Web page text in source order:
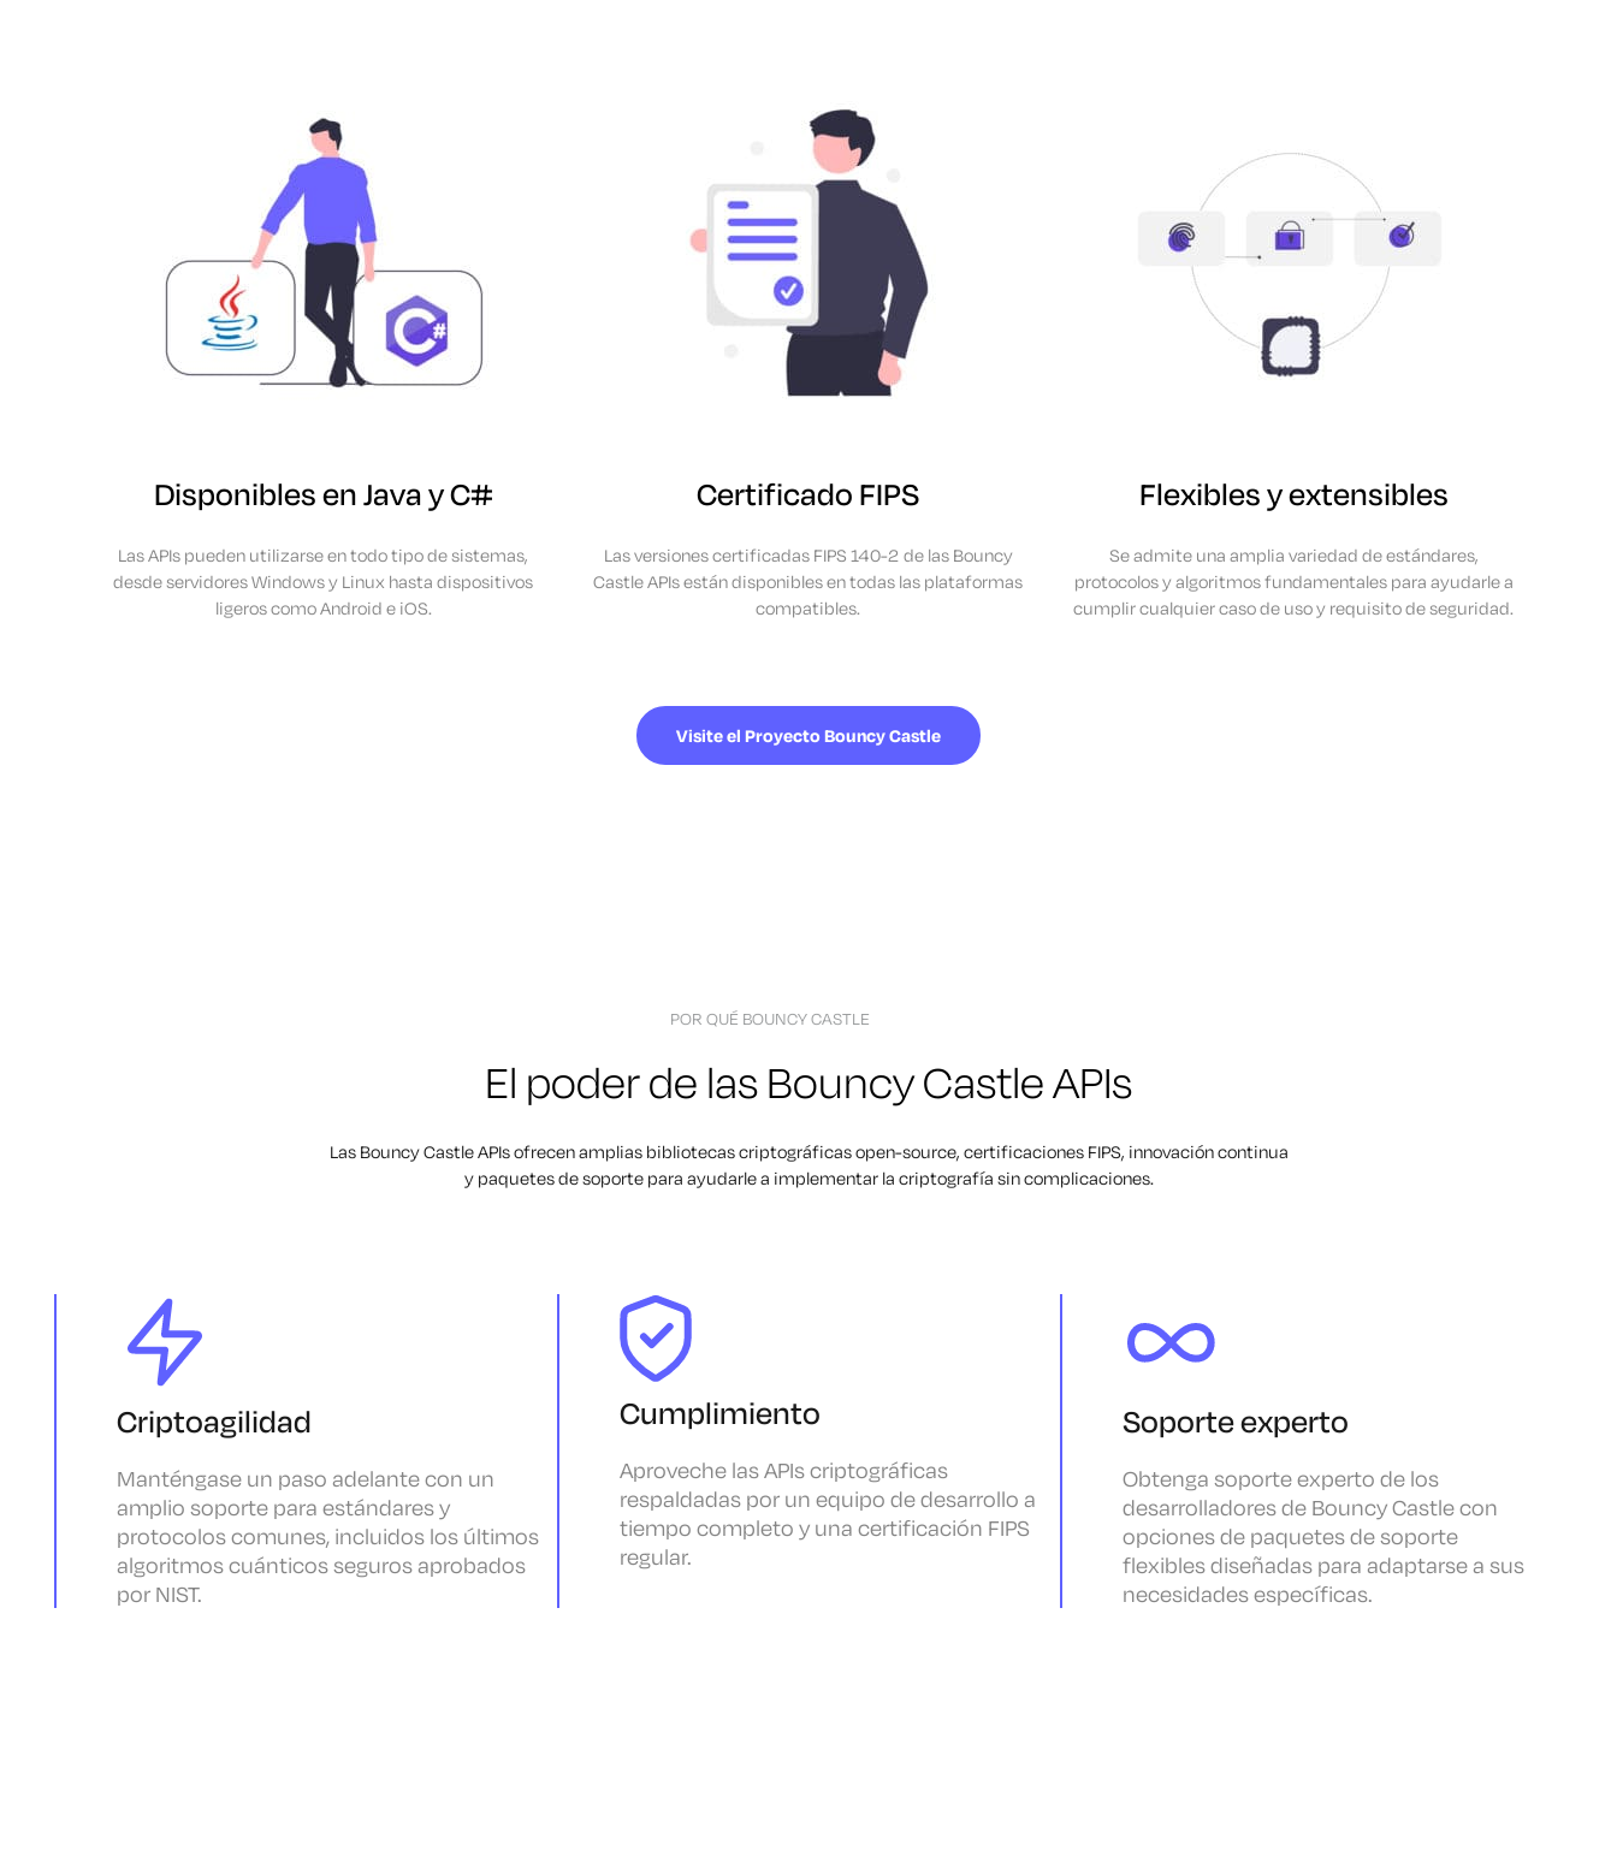
Disponibles en Java y C#
Las APIs pueden utilizarse en todo tipo de sistemas,
desde servidores Windows y Linux hasta dispositivos
ligeros como Android e iOS.
Certificado FIPS
Las versiones certificadas FIPS 140-2 de las Bouncy
Castle APIs están disponibles en todas las plataformas
compatibles.
Flexibles y extensibles
Se admite una amplia variedad de estándares,
protocolos y algoritmos fundamentales para ayudarle a
cumplir cualquier caso de uso y requisito de seguridad.
Visite el Proyecto Bouncy Castle
POR QUÉ BOUNCY CASTLE
El poder de las Bouncy Castle APIs
Las Bouncy Castle APIs ofrecen amplias bibliotecas criptográficas open-source, certificaciones FIPS, innovación continua
y paquetes de soporte para ayudarle a implementar la criptografía sin complicaciones.
Criptoagilidad
Manténgase un paso adelante con un
amplio soporte para estándares y
protocolos comunes, incluidos los últimos
algoritmos cuánticos seguros aprobados
por NIST.
Cumplimiento
Aproveche las APIs criptográficas
respaldadas por un equipo de desarrollo a
tiempo completo y una certificación FIPS
regular.
Soporte experto
Obtenga soporte experto de los
desarrolladores de Bouncy Castle con
opciones de paquetes de soporte
flexibles diseñadas para adaptarse a sus
necesidades específicas.